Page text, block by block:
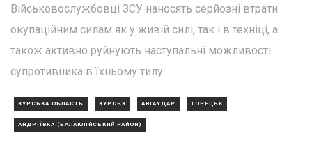
Військовослужбовці ЗСУ наносять серйозні втрати
окупаційним силам як у живій силі, так і в техніці, а
також активно руйнують наступальні можливості
супротивника в їхньому тилу.
КУРСЬКА ОБЛАСТЬ КУРСЬК АВІАУДАР ТОРЕЦЬК
АНДРІЇВКА (БАЛАКЛІЙСЬКИЙ РАЙОН)